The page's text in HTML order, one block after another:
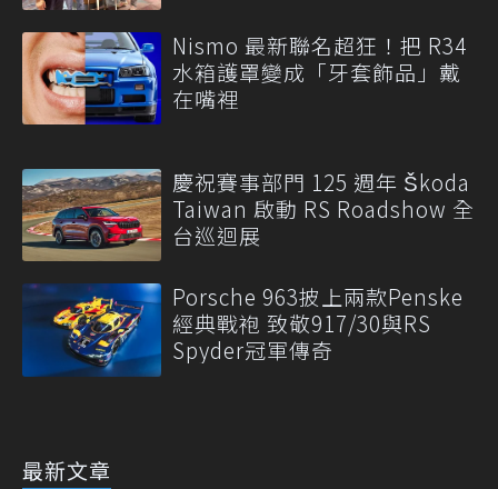
Nismo 最新聯名超狂！把 R34
水箱護罩變成「牙套飾品」戴
在嘴裡
慶祝賽事部門 125 週年 Škoda
Taiwan 啟動 RS Roadshow 全
台巡迴展
Porsche 963披上兩款Penske
經典戰袍 致敬917/30與RS
Spyder冠軍傳奇
最新文章